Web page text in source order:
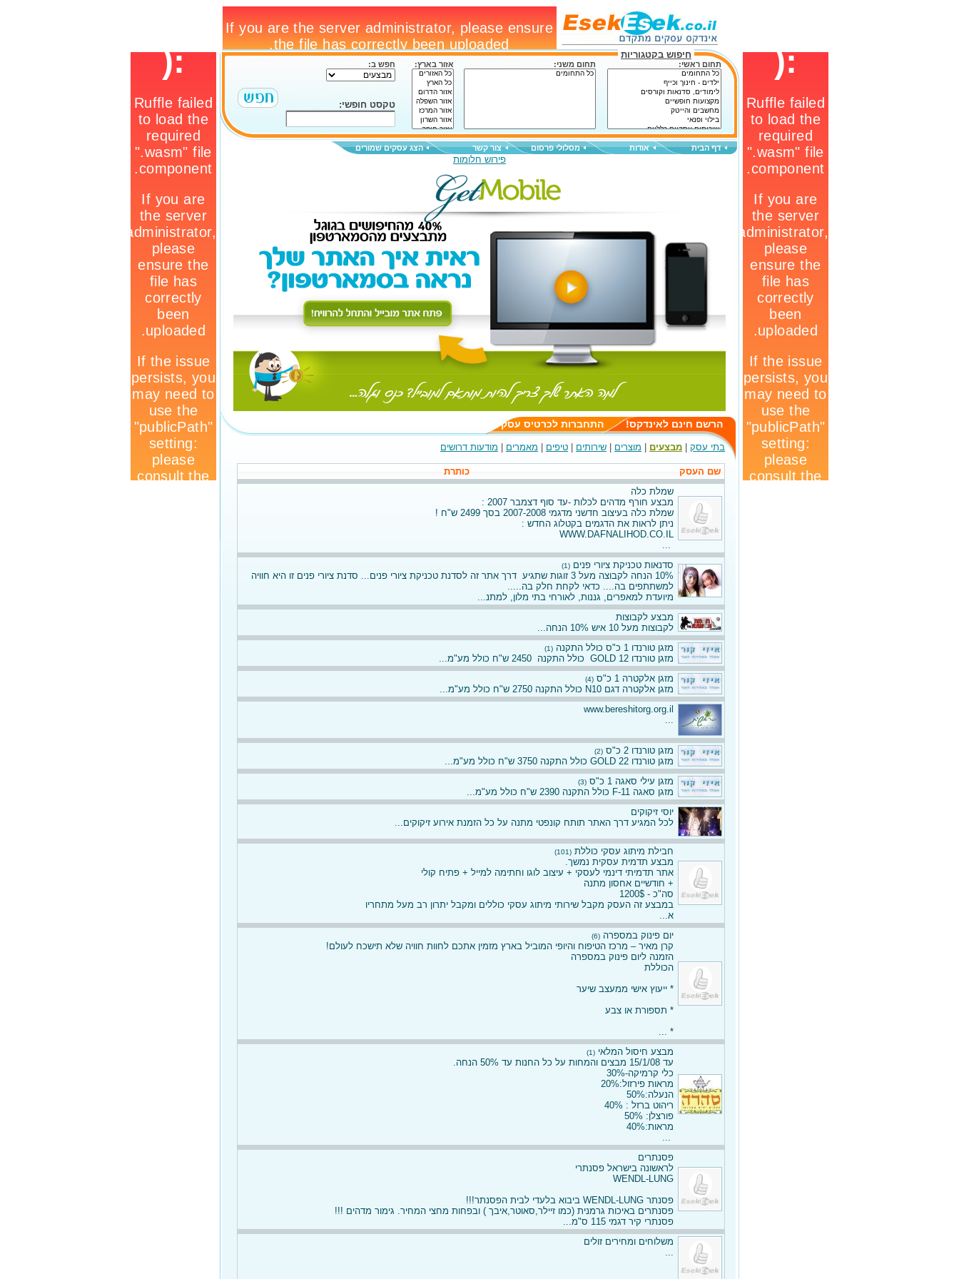
חיפוש בקטגוריות
תחום ראשי: תחום משני: אזור בארץ: חפש ב:
טקסט חופשי:
דף הבית אודות מסלולי פרסום צור קשר הצג עסקים שמורים
פירוש חלומות
הרשם חינם לאינדקס! התחברות לכרטיס עסק
בתי עסק מבצעים מוצרים שירותים טיפים מאמרים מודעות דרושים
שם העסק
כותרת
שמלת כלה
מבצע חורף מדהים לכלות -עד סוף דצמבר 2007 :
שמלת כלה בעיצוב חדשני מדגמי 2007-2008 בסך 2499 ש"ח !
ניתן לראות את הדגמים בקטלוג החדש :
WWW.DAFNALIHOD.CO.IL
...
סדנאות טכניקת ציורי פנים (1)
10% הנחה לקבוצה מעל 3 זוגות שתגיע דרך אתר זה לסדנת טכניקת ציורי פנים... סדנת ציורי פנים זו היא חוויה
למשתתפים בה.... כדאי לקחת חלק בה.....
מיועדת למאפרים, גננות, לאורחי בתי מלון, למתנ...
מבצע לקבוצות
לקבוצות מעל 10 איש 10% הנחה...
מזגן טורנדו 1 כ"ס כולל התקנה
(1)
מזגן טורנדו GOLD 12 כולל התקנה 2450 ש"ח כולל מע"מ...
מזגן אלקטרה 1 כ"ס
(4)
מזגן אלקטרה דגם N10 כולל התקנה 2750 ש"ח כולל מע"מ...
www.bereshitorg.org.il
...
מזגן טורנדו 2 כ"ס (2)
מזגן טורנדו GOLD 22 כולל התקנה 3750 ש"ח כולל מע"מ...
מזגן עילי סאגה 1 כ"ס
(3)
מזגן סאגה F-11 כולל התקנה 2390 ש"ח כולל מע"מ...
יוסי זיקוקים
לכל המגיע דרך האתר תותח קונפטי מתנה על כל הזמנת אירוע זיקוקים...
חבילת מיתוג עסקי כוללת (101)
מבצע תדמית עסקית נמשך.
אתר תדמיתי דינמי לעסקי + עיצוב לוגו וחתימה למייל + פתיח קולי
+ חודשיים אחסון מתנה
סה"כ - 1200$
במבצע זה העסק מקבל שירותי מיתוג עסקי כוללים ומקבל יתרון רב מעל מתחריו
א...
יום פינוק במספרה (6)
קרן מאיר – מרכז הטיפוח והיופי המוביל בארץ מזמין אתכם לחוות חוויה שלא תישכח לעולם!
הזמנה ליום פינוק במספרה
הכוללת
* ייעוץ אישי ממעצב שיער
* תספורת או צבע
* ...
מבצע חיסול המלאי (1)
עד 15/1/08 מבצים והמחות על כל החנות עד 50% הנחה.
כלי קרמיקה-30%
מראות פירזול:20%
הנעלה:50%
ריהוט ברזל : 40%
פורצלן: 50%
מראות:40%
...
פסנתרים
לראשונה בישראל פסנתרי
WENDL-LUNG
פסנתר WENDL-LUNG ביבוא בלעדי לבית הפסנתר!!!
פסנתרים באיכות גרמנית (כמו זיילר,סאוטר,איבך ) ובפחות מחצי המחיר. גימור מדהים !!!
פסנתרי קיר דגמי 115 ס"מ...
משלוחים ומחירים זולים
...